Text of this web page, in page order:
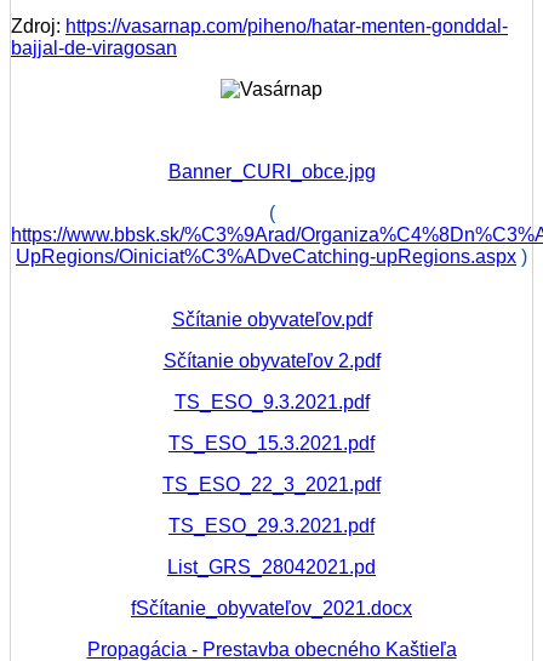
Zdroj: https://vasarnap.com/piheno/hatar-menten-gonddal-
bajjal-de-viragosan
Banner_CURI_obce.jpg
(
https://www.bbsk.sk/%C3%9Arad/
UpRegions/Oiniciat%C3%ADveCatching-upRegions.aspx )
Sčítanie obyvateľov.pdf
Sčítanie obyvateľov 2.pdf
TS_ESO_9.3.2021.pdf
TS_ESO_15.3.2021.pdf
TS_ESO_22_3_2021.pdf
TS_ESO_29.3.2021.pdf
List_GRS_28042021.pd
fSčítanie_obyvateľov_2021.docx
Propagácia - Prestavba obecného Kaštieľa